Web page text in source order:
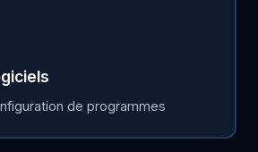
de programmes